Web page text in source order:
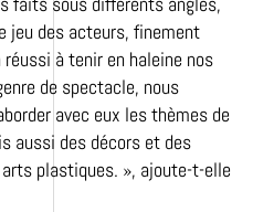
jeu des acteurs, finement
à tenir en haleine nos
de spectacle, nous
avec eux les thèmes de
aussi des décors et des
plastiques. », ajoute-t-elle